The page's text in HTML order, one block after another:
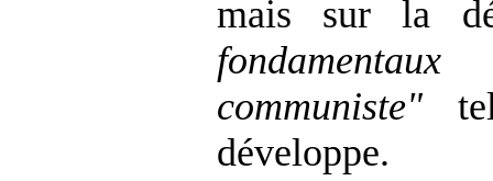
mais sur la
communiste"
développe.